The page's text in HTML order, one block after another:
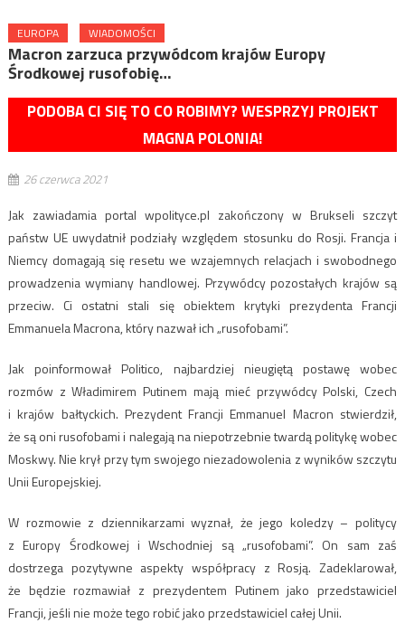
EUROPA WIADOMOŚCI
Macron zarzuca przywódcom krajów Europy
Środkowej rusofobię…
PODOBA CI SIĘ TO CO ROBIMY? WESPRZYJ PROJEKT
MAGNA POLONIA!
26 czerwca 2021
Jak zawiadamia portal wpolityce.pl zakończony w Brukseli szczyt
państw UE uwydatnił podziały względem stosunku do Rosji. Francja i
Niemcy domagają się resetu we wzajemnych relacjach i swobodnego
prowadzenia wymiany handlowej. Przywódcy pozostałych krajów są
przeciw. Ci ostatni stali się obiektem krytyki prezydenta Francji
Emmanuela Macrona, który nazwał ich „rusofobami”.
Jak poinformował Politico, najbardziej nieugiętą postawę wobec
rozmów z Władimirem Putinem mają mieć przywódcy Polski, Czech
i krajów bałtyckich. Prezydent Francji Emmanuel Macron stwierdził,
że są oni rusofobami i nalegają na niepotrzebnie twardą politykę wobec
Moskwy. Nie krył przy tym swojego niezadowolenia z wyników szczytu
Unii Europejskiej.
W rozmowie z dziennikarzami wyznał, że jego koledzy – politycy
z Europy Środkowej i Wschodniej są „rusofobami”. On sam zaś
dostrzega pozytywne aspekty współpracy z Rosją. Zadeklarował,
że będzie rozmawiał z prezydentem Putinem jako przedstawiciel
Francji, jeśli nie może tego robić jako przedstawiciel całej Unii.